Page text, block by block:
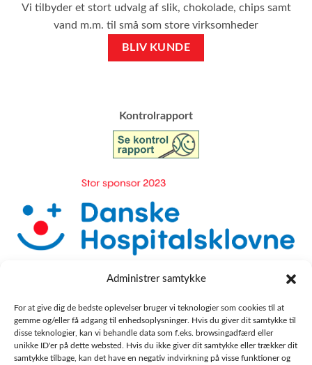
Administrer samtykke
For at give dig de bedste oplevelser bruger vi teknologier som cookies til at
gemme og/eller få adgang til enhedsoplysninger. Hvis du giver dit samtykke til
disse teknologier, kan vi behandle data som f.eks. browsingadfærd eller
unikke ID'er på dette websted. Hvis du ikke giver dit samtykke eller trækker dit
samtykke tilbage, kan det have en negativ indvirkning på visse funktioner og
Vi tilbyder et stort udvalg af slik, chokolade, chips samt
vand m.m. til små som store virksomheder
BLIV KUNDE
​Kontrolrapport